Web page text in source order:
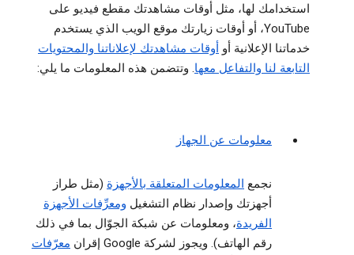
استخدامك لها، مثل أوقات مشاهدتك مقطع فيديو على
YouTube، أو أوقات زيارتك موقع الويب الذي يستخدم
خدماتنا الإعلانية أو أوقات مشاهدتك لإعلاناتنا والمحتويات
التابعة لنا والتفاعل معها. وتتضمن هذه المعلومات ما يلي:
معلومات عن الجهاز
نجمع المعلومات المتعلقة بالأجهزة (مثل طراز
أجهزتك وإصدار نظام التشغيل ومعرِّفات الأجهزة
الفريدة، ومعلومات عن شبكة الجوّال بما في ذلك
رقم الهاتف). ويجوز لشركة Google إقران
معرّفات